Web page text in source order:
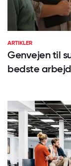
ARTIKLER
Genvejen til
bedste